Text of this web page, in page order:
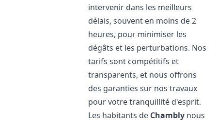
intervenir dans les meilleurs
délais, souvent en moins de 2
heures, pour minimiser les
dégâts et les perturbations. Nos
tarifs sont compétitifs et
transparents, et nous offrons
des garanties sur nos travaux
pour votre tranquillité d'esprit.
Les habitants de Chambly nous